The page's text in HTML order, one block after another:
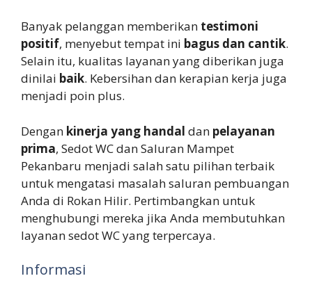
Banyak pelanggan memberikan testimoni
positif, menyebut tempat ini bagus dan cantik.
Selain itu, kualitas layanan yang diberikan juga
dinilai baik. Kebersihan dan kerapian kerja juga
menjadi poin plus.
Dengan kinerja yang handal dan pelayanan
prima, Sedot WC dan Saluran Mampet
Pekanbaru menjadi salah satu pilihan terbaik
untuk mengatasi masalah saluran pembuangan
Anda di Rokan Hilir. Pertimbangkan untuk
menghubungi mereka jika Anda membutuhkan
layanan sedot WC yang terpercaya.
Informasi